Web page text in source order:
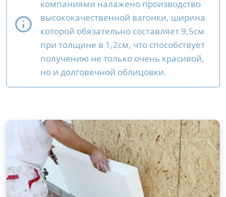
компаниями налажено производство
высококачественной вагонки, ширина
которой обязательно составляет 9,5см
при толщине в 1,2см, что способствует
получению не только очень красивой,
но и долговечной облицовки.